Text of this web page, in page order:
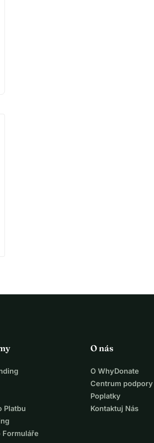
Platbu
Formuláře
O nás
O WhyDonate
Centrum podpory
Poplatky
Kontaktuj Nás